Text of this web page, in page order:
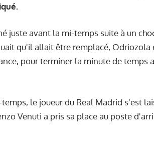
juste avant la mi-temps suite à un
qu'il allait être remplacé, Odriozola
pour terminer la minute de temps
le joueur du Real Madrid s'est
Venuti a pris sa place au poste